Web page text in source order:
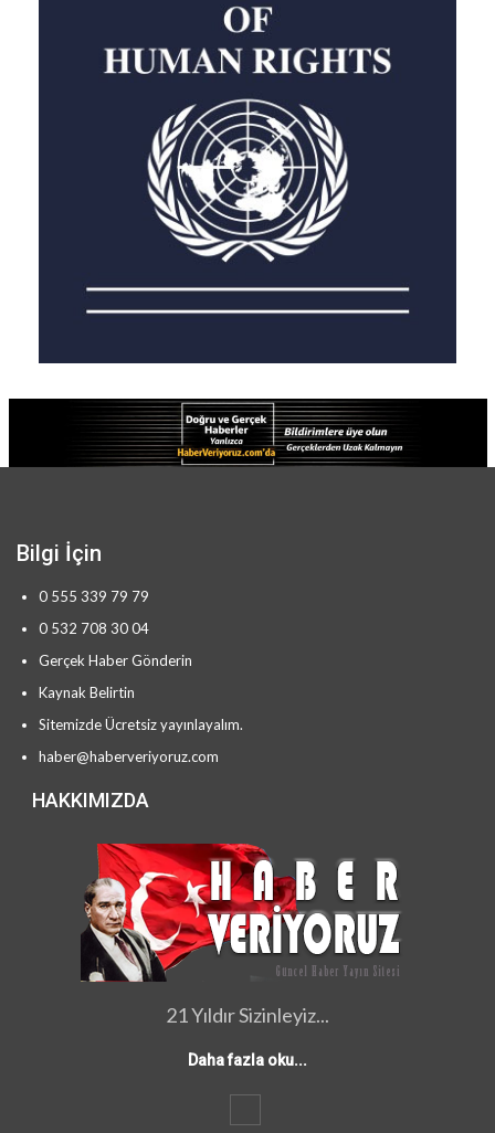
Bilgi İçin
0 555 339 79 79
0 532 708 30 04
Gerçek Haber Gönderin
Kaynak Belirtin
Sitemizde Ücretsiz yayınlayalım.
haber@haberveriyoruz.com
HAKKIMIZDA
21 Yıldır Sizinleyiz...
Daha fazla oku...